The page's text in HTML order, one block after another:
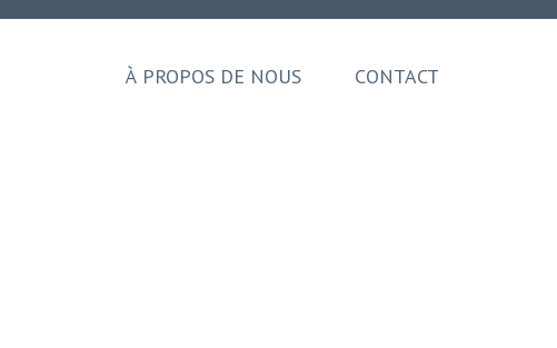
À PROPOS DE NOUS CONTACT